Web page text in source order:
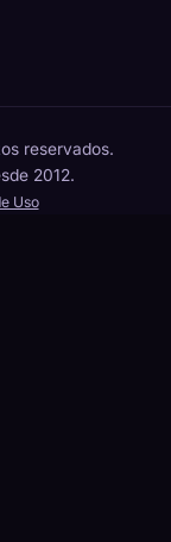
reservados.
2012.
Uso